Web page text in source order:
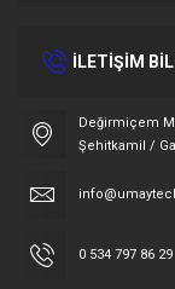
İLETİŞİM
Değirmiçem
Şehitkamil /
0 534 797 86 29